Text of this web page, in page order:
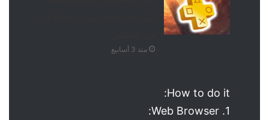
منذ 3 أسابيع
How to do it:
1. Web Browser: